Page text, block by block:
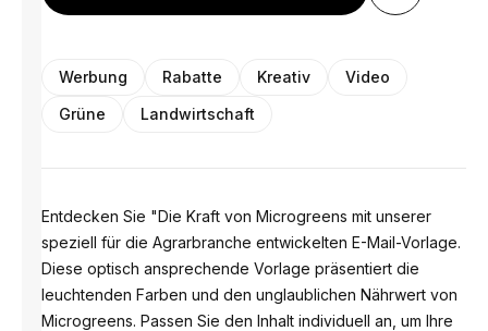
Werbung Rabatte Kreativ
Video
Grüne
Landwirtschaft
Entdecken Sie "Die Kraft von Microgreens mit unserer
speziell für die Agrarbranche entwickelten E-Mail-Vorlage.
Diese optisch ansprechende Vorlage präsentiert die
leuchtenden Farben und den unglaublichen Nährwert von
Microgreens. Passen Sie den Inhalt individuell an, um Ihre